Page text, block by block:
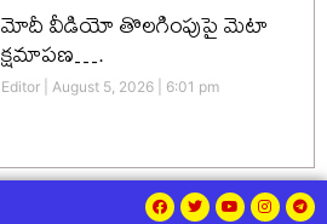
మోదీ వీడియో తొలగింపుపై మెటా
క్షమాపణ….
Editor August 5, 2026 6:01 pm